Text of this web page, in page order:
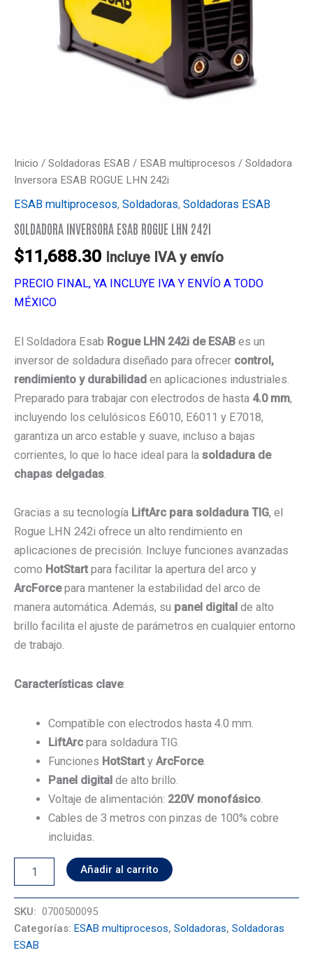
Inicio / Soldadoras ESAB / ESAB multiprocesos / Soldadora
Inversora ESAB ROGUE LHN 242i
ESAB multiprocesos, Soldadoras, Soldadoras ESAB
SOLDADORA INVERSORA ESAB ROGUE LHN 242I
$11,688.30 Incluye IVA y envío
PRECIO FINAL, YA INCLUYE IVA Y ENVÍO A TODO
MÉXICO
El Soldadora Esab Rogue LHN 242i de ESAB es un
inversor de soldadura diseñado para ofrecer control,
rendimiento y durabilidad en aplicaciones industriales.
Preparado para trabajar con electrodos de hasta 4.0 mm,
incluyendo los celulósicos E6010, E6011 y E7018,
garantiza un arco estable y suave, incluso a bajas
corrientes, lo que lo hace ideal para la soldadura de
chapas delgadas
Gracias a su tecnología LiftArc para soldadura TIG, el
Rogue LHN 242i ofrece un alto rendimiento en
aplicaciones de precisión. Incluye funciones avanzadas
como HotStartpara facilitar la apertura del arco y
ArcForcepara mantener la estabilidad del arco de
manera automática. Además, su panel digital de alto
brillo facilita el ajuste de parámetros en cualquier entorno
de trabajo.
Características clave:
Compatible con electrodos hasta 4.0 mm.
LiftArc para soldadura TIG.
Funciones HotStartyArcForce.
Panel digital de alto brillo.
Voltaje de alimentación: 220V monofásico.
Cables de 3 metros con pinzas de 100% cobre
incluidas.
Inversora
ROGUE
242i
cantidad
Añadir al carrito
SKU: 0700500095
Categorías: ESAB multiprocesos, Soldadoras, Soldadoras
ESAB